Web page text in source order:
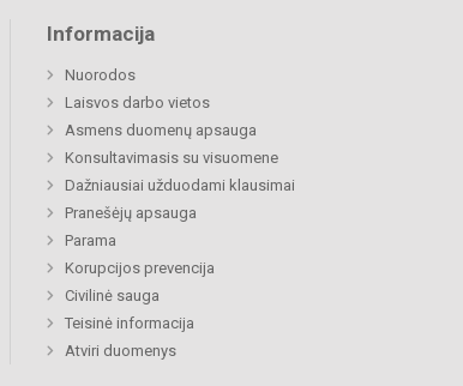
Informacija
Nuorodos
Laisvos darbo vietos
Asmens duomenų apsauga
Konsultavimasis su visuomene
Dažniausiai užduodami klausimai
Pranešėjų apsauga
Parama
Korupcijos prevencija
Civilinė sauga
Teisinė informacija
Atviri duomenys